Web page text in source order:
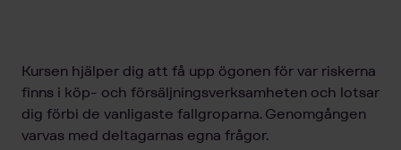
Kursen hjälper dig att få upp ögonen för var riskerna
finns i köp- och försäljningsverksamheten och lotsar
dig förbi de vanligaste fallgroparna. Genomgången
varvas med deltagarnas egna frågor.